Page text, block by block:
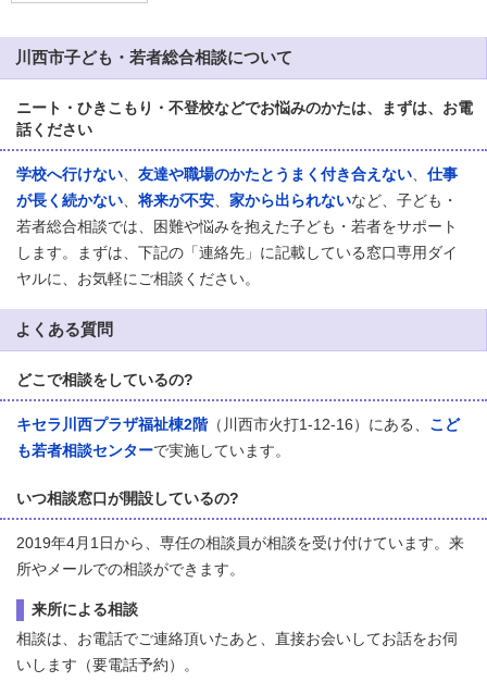
川西市子ども・若者総合相談について
ニート・ひきこもり・不登校などでお悩みのかたは、まずは、お電
話ください
学校へ行けない、 友達や職場のかたとうまく付き合えない、 仕事
が長く続かない、将来が不安、 家から出られないなど、子ども・
若者総合相談では、困難や悩みを抱えた子ども・若者をサポート
します。まずは、下記の「連絡先」に記載している窓口専用ダイ
ヤルに、お気軽にご相談ください。
よくある質問
どこで相談をしているの?
キセラ川西プラザ福祉棟2階（川西市火打1-12-16）にある、 こど
も若者相談センターで実施しています。
いつ相談窓口が開設しているの?
2019年4月1日から、専任の相談員が相談を受け付けています。来
所やメールでの相談ができます。
来所による相談
相談は、お電話でご連絡頂いたあと、直接お会いしてお話をお伺
いします（要電話予約）。